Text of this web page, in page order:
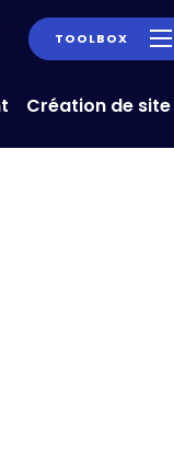
TOOLBOX
Création de site